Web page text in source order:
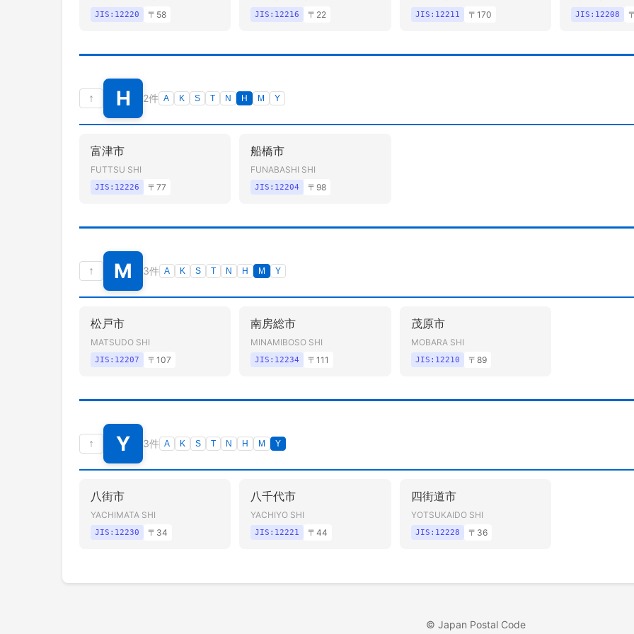
JIS: 12220 〒 58 JIS: 12216 〒 22 JIS: 12211 〒 170 JIS: 12208
↑ H 2件 A K S T N H M Y
富津市
FUTTSU SHI
JIS: 12226 〒 77
船橋市
FUNABASHI SHI
JIS: 12204 〒98
↑ M 3件 A K S T N H M Y
松戸市
MATSUDO SHI
JIS: 12207 〒 107
南房総市
MINAMIBOSO SHI
JIS: 12234 〒111
茂原市
MOBARA SHI
JIS: 12210 〒 89
↑ Y 3件 A K S T N H M Y
八街市
YACHIMATA SHI
JIS: 12230 〒 34
八千代市
YACHIYO SHI
JIS: 12221 〒44
四街道市
YOTSUKAIDO SHI
JIS: 12228 〒 36
© Japan Postal Code